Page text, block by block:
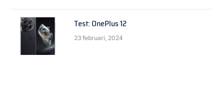
Test: OnePlus 12
23 februari, 2024